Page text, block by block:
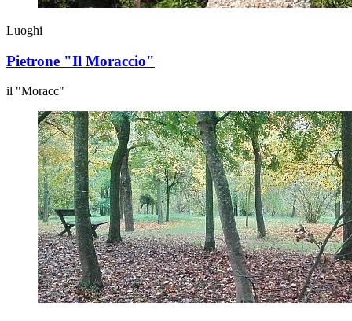
Luoghi
Pietrone "Il Moraccio"
il "Moracc"